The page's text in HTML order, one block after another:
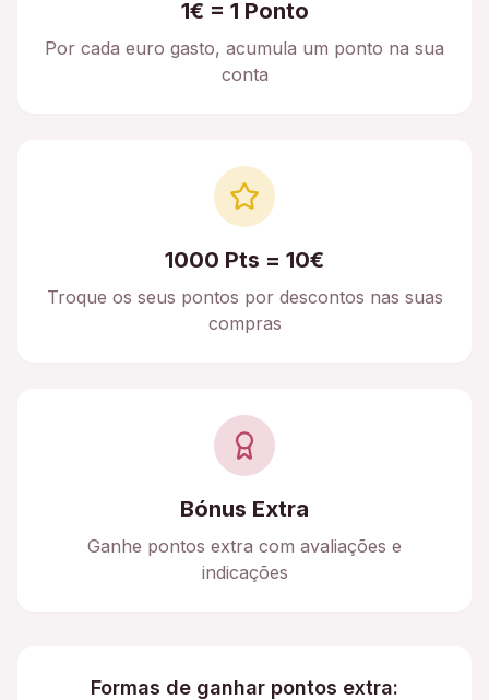
1€ = 1 Ponto
Por cada euro gasto, acumula um ponto na sua
conta
1000 Pts = 10€
Troque os seus pontos por descontos nas suas
compras
Bónus Extra
Ganhe pontos extra com avaliações e
indicações
Formas de ganhar pontos extra: